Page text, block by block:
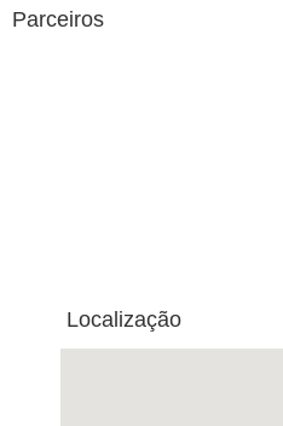
Parceiros
Localização